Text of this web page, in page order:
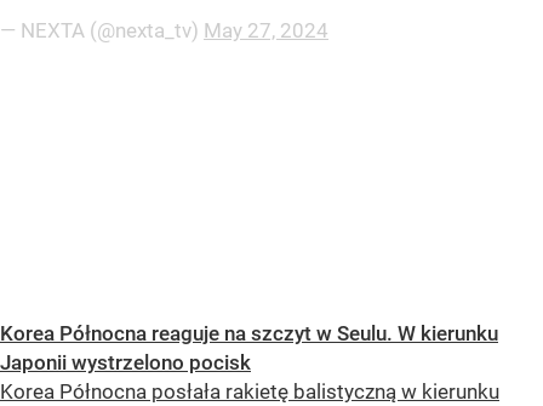
— NEXTA (@nexta_tv) May 27, 2024
Korea Północna reaguje na szczyt w Seulu. W kierunku
Japonii wystrzelono pocisk
Korea Północna posłała rakietę balistyczną w kierunku